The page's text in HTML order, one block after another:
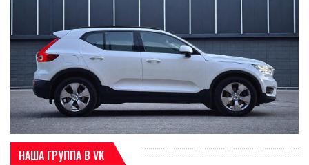
НАША ГРУППА В VK